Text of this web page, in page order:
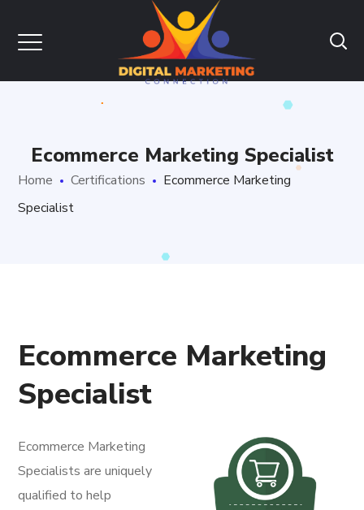
Ecommerce Marketing Specialist
Home Certifications
Ecommerce Marketing
Specialist
Ecommerce Marketing
Specialist
Ecommerce Marketing
Specialists are uniquely
qualified to help